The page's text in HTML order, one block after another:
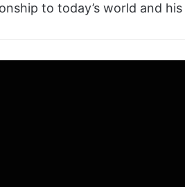
to today’s world and